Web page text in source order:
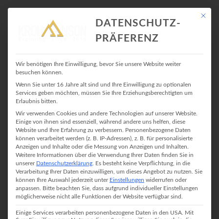
HANDY
Mit
DATENSCHUTZ-
PRÄFERENZ
Wir benötigen Ihre Einwilligung, bevor Sie unsere Website weiter
besuchen können.
Wenn Sie unter 16 Jahre alt sind und Ihre Einwilligung zu optionalen
Services geben möchten, müssen Sie Ihre Erziehungsberechtigten um
Erlaubnis bitten.
Wir verwenden Cookies und andere Technologien auf unserer Website.
Einige von ihnen sind essenziell, während andere uns helfen, diese
Website und Ihre Erfahrung zu verbessern.
Personenbezogene Daten
können verarbeitet werden (z. B. IP-Adressen), z. B. für personalisierte
Anzeigen und Inhalte oder die Messung von Anzeigen und Inhalten.
Weitere Informationen über die Verwendung Ihrer Daten finden Sie in
unserer Datenschutzerklärung Es besteht keine Verpflichtung, in die
Verarbeitung Ihrer Daten einzuwilligen, um dieses Angebot zu nutzen. Sie
können Ihre Auswahl jederzeit unter Einstellungen widerrufen oder
anpassen.
Bitte beachten Sie, dass aufgrund individueller Einstellungen
möglicherweise nicht alle Funktionen der Website verfügbar sind.
Einige Services verarbeiten personenbezogene Daten in den USA. Mit